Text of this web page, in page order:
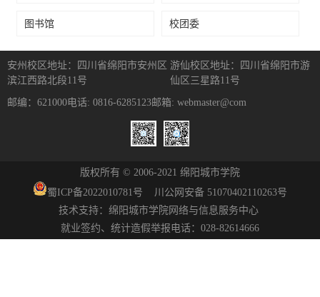
图书馆 校团委
安州校区地址：四川省绵阳市安州区
滨江西路北段11号
游仙校区地址：四川省绵阳市游
仙区三星路11号
邮编：621000电话: 0816-6285123邮箱: webmaster@com
版权所有 © 2006-2021 绵阳城市学院
蜀ICP备2022010781号 川公网安备 51070402110263号
技术支持：绵阳城市学院网络与信息服务中心
就业签约、统计造假举报电话：028-82614666